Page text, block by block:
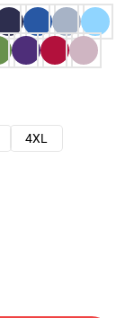
4XL